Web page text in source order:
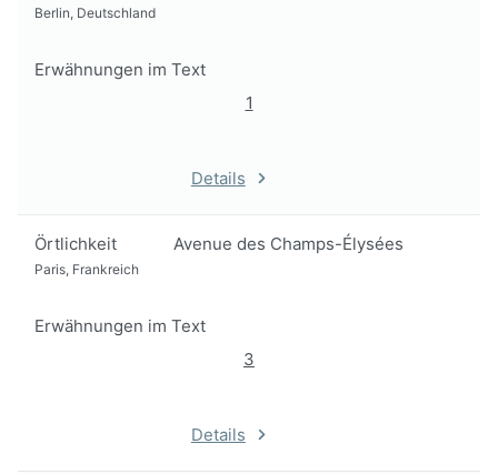
Berlin, Deutschland
Erwähnungen im Text
1
Details
Örtlichkeit Avenue des Champs-Élysées
Paris, Frankreich
Erwähnungen im Text
3
Details